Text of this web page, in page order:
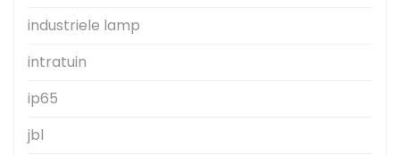
industriele lamp
intratuin
ip65
jbl